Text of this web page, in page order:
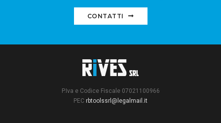
CONTATTI
P.Iva e Codice Fiscale 07021100966
PEC rbtoolssrl@legalmail.it